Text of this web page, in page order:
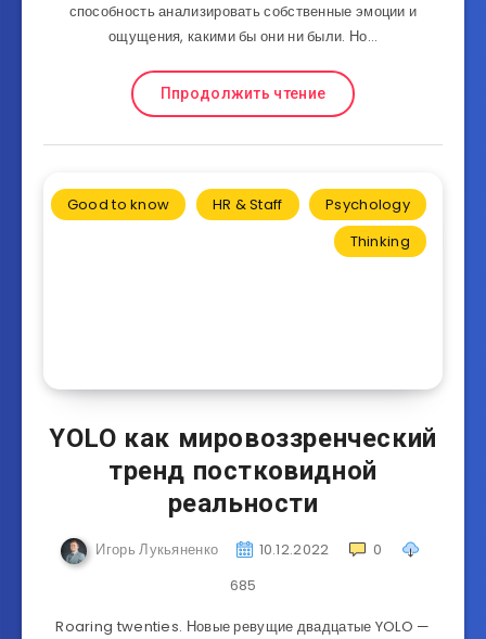
способность анализировать собственные эмоции и
ощущения, какими бы они ни были. Но…
Ппродолжить чтение
Good to know HR & Staff
Psychology
Thinking
YOLO как мировоззренческий
тренд постковидной
реальности
Игорь Лукьяненко 10.12.2022
0
685
Roaring twenties. Новые ревущие двадцатые YOLO —